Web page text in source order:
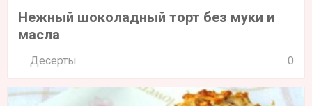
Нежный шоколадный торт без муки и
масла
Десерты 0